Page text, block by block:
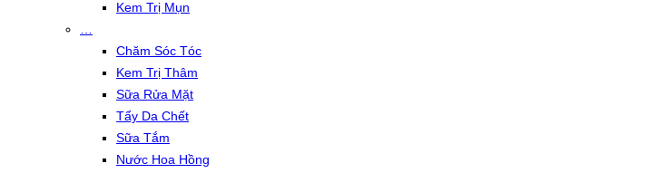
Kem Trị Mụn
Chăm Sóc Tóc
Kem Trị Thâm
Sữa Rửa Mặt
Tẩy Da Chết
Sữa Tắm
Nước Hoa Hồng